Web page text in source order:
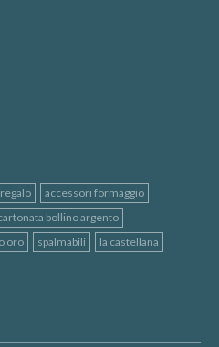
accessori formaggio
bollino argento
oro
spalmabili
la castellana